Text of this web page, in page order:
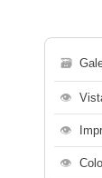
🗃
👁
👁
👁